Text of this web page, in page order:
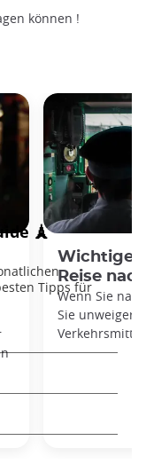
können !
Wichtige
Reise
Wenn Sie
Sie